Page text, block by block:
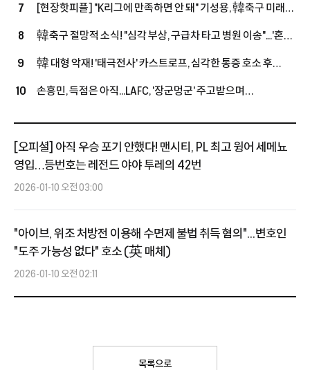
'호평'
7
[현장핫피플] "K리그에 만족하면 안 돼" 기성용, 韓축구 미래
8
韓축구 절망적 소식! "심각 부상, 구급차 타고 병원 이송"...'혼혈
9
韓 대형 악재! '태극전사' 카스트로프, 심각한 통증 호소 후
10
손흥민, 득점은 아직...LAFC, '장군멍군' 주고받으며
[오피셜] 아직 우승 포기 안했다! 맨시티, PL 최고 윙어 세메뇨
영입…등번호는 레전드 야야 투레의 42번
2026-01-10 오전 03:00
"아이브, 위조 처방전 이용해 수면제 불법 취득 혐의"...변호인
"도주 가능성 없다" 호소 (英 매체)
2026-01-10 오전 02:11
목록으로